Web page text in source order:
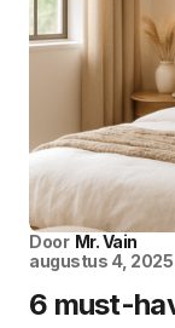
Door Mr. Vain
augustus 4, 2025
6 must-